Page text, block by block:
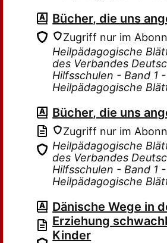
Bücher, die uns
Zugriff nur im
Heilpädagogische
des Verbandes
Hilfsschulen - Band 1
Heilpädagogische
Bücher, die uns
Zugriff nur im
Heilpädagogische
des Verbandes
Hilfsschulen - Band 1
Heilpädagogische
Dänische Wege in
Erziehung
Kinder